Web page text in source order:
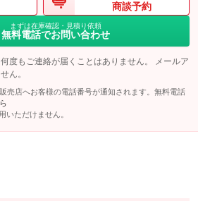
商談予約
まずは在庫確認・見積り依頼
無料電話でお問い合わせ
度もご連絡が届くことはありません。 メールア
ん。
売店へお客様の電話番号が通知されます。無料電話
いただけません。